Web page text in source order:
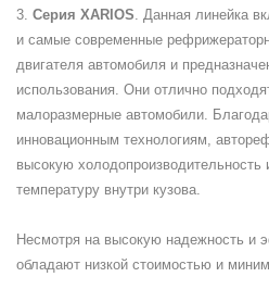
3. Серия XARIOS. Данная линейка
и самые современные
двигателя автомобиля и
использования. Они отлично
малоразмерные автомобили.
инновационным технологиям,
высокую холодопроизводительность
температуру внутри кузова.
Несмотря на высокую надежность и
обладают низкой стоимостью и